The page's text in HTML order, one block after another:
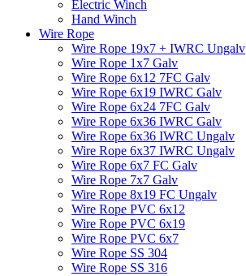
Electric Winch
Hand Winch
Wire Rope
Wire Rope 19x7 + IWRC Ungalv
Wire Rope 1x7 Galv
Wire Rope 6x12 7FC Galv
Wire Rope 6x19 IWRC Galv
Wire Rope 6x24 7FC Galv
Wire Rope 6x36 IWRC Galv
Wire Rope 6x36 IWRC Ungalv
Wire Rope 6x37 IWRC Ungalv
Wire Rope 6x7 FC Galv
Wire Rope 7x7 Galv
Wire Rope 8x19 FC Ungalv
Wire Rope PVC 6x12
Wire Rope PVC 6x19
Wire Rope PVC 6x7
Wire Rope SS 304
Wire Rope SS 316